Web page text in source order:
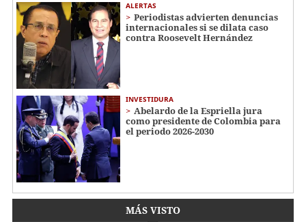
ALERTAS
Periodistas advierten denuncias
internacionales si se dilata caso
contra Roosevelt Hernández
INVESTIDURA
Abelardo de la Espriella jura
como presidente de Colombia para
el periodo 2026-2030
MÁS VISTO